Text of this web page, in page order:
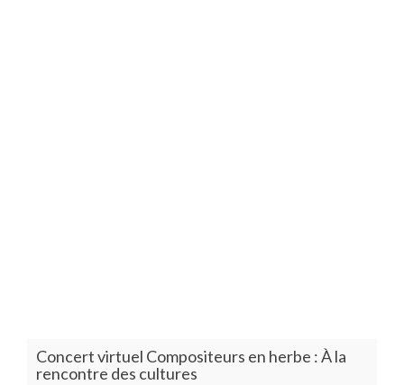
Concert virtuel Compositeurs en herbe : À la
rencontre des cultures